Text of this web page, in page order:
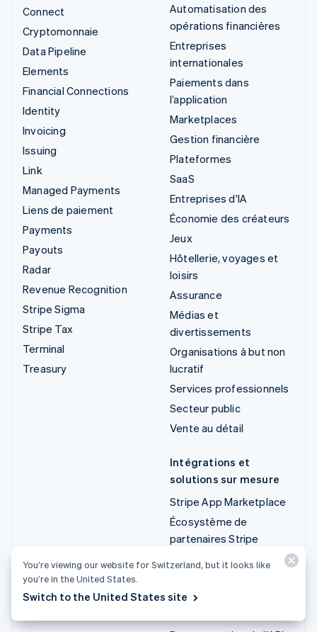
Connect
Cryptomonnaie
Data Pipeline
Elements
Financial Connections
Identity
Invoicing
Issuing
Link
Managed Payments
Liens de paiement
Payments
Payouts
Radar
Revenue Recognition
Stripe Sigma
Stripe Tax
Terminal
Treasury
Automatisation des
opérations financières
Entreprises
internationales
Paiements dans
l’application
Marketplaces
Gestion financière
Plateformes
SaaS
Entreprises d'IA
Économie des créateurs
Jeux
Hôtellerie, voyages et
loisirs
Assurance
Médias et
divertissements
Organisations à but non
lucratif
Services professionnels
Secteur public
Vente au détail
Intégrations et
solutions sur mesure
Stripe App Marketplace
Écosystème de
partenaires Stripe
Services aux entreprises
Développeurs
You’re viewing our website for Switzerland, but it looks like
you’re in the United States.
Switch to the United States site